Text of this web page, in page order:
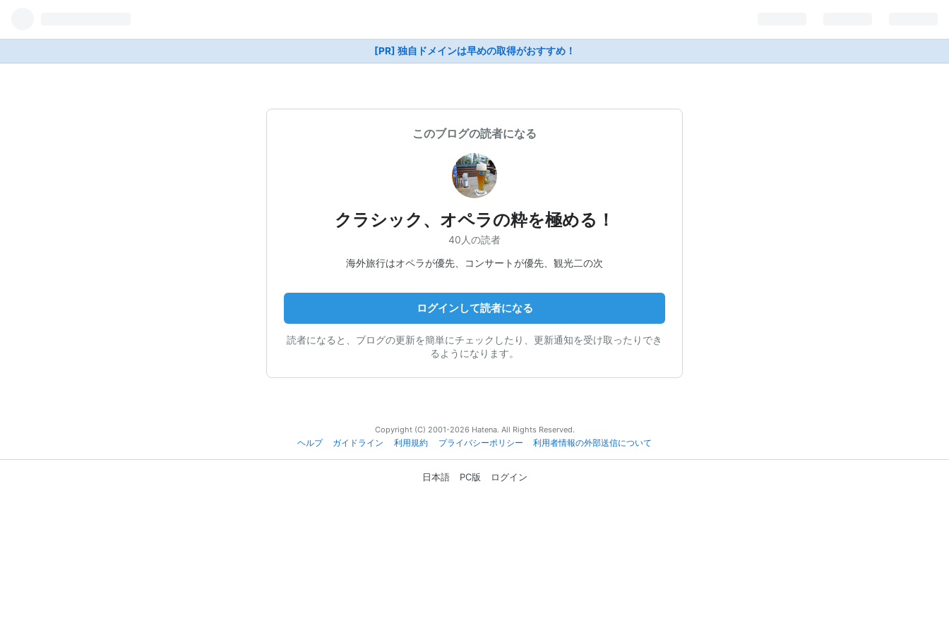
[PR] 独自ドメインは早めの取得がおすすめ！
このブログの読者になる
クラシック、オペラの粋を極める！
40人の読者
海外旅行はオペラが優先、コンサートが優先、観光二の次
ログインして読者になる
読者になると、ブログの更新を簡単にチェックしたり、更新通知を受け取ったりでき
るようになります。
Copyright (C) 2001-2026 Hatena. All Rights Reserved.
ヘルプ
ガイドライン 利用規約 プライバシーポリシー 利用者情報の外部送信について
日本語 PC版 ログイン